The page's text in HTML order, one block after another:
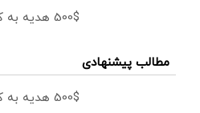
500$ هدیه به کاربران جدید،ثبت نام کن
مطالب پیشنهادی
500$ هدیه به کاربران جدید،ثبت نام کن